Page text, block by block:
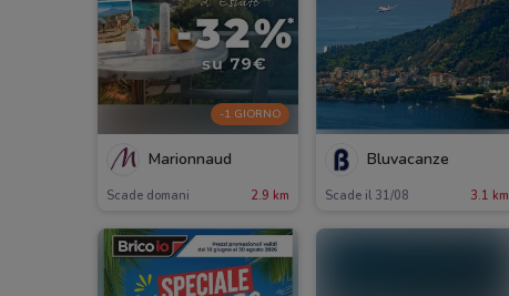
-1 GIORNO
Marionnaud
Scade domani 2.9 km
Bluvacanze
Scade il 31/08 3.1 km